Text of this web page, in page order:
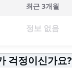
최근 3개월
정보 없음
걱정이신가요?